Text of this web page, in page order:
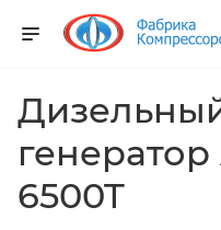
генератор
6500T